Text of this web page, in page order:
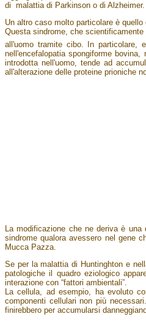
di malattia di Parkinson o di Alzheimer.
Un altro caso molto particolare è
Questa sindrome, che scientificamente
all'uomo tramite cibo. In particolare,
nell'encefalopatia spongiforme
introdotta nell'uomo, tende ad
all'alterazione delle proteine prioniche
La modificazione che ne deriva è
sindrome qualora avessero nel gene
Mucca Pazza.
Se per la malattia di Huntinghton e
patologiche il quadro eziologico
interazione con “fattori ambientali”.
La cellula, ad esempio, ha evoluto
componenti cellulari non più
finirebbero per accumularsi